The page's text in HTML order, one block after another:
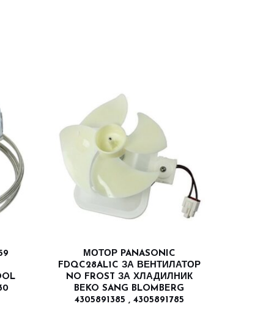
МОТОР PANASONIC
FDQC28AL1C ЗА ВЕНТИЛАТОР
NO FROST ЗА ХЛАДИЛНИК
BEKO SANG BLOMBERG
4305891385 , 4305891785